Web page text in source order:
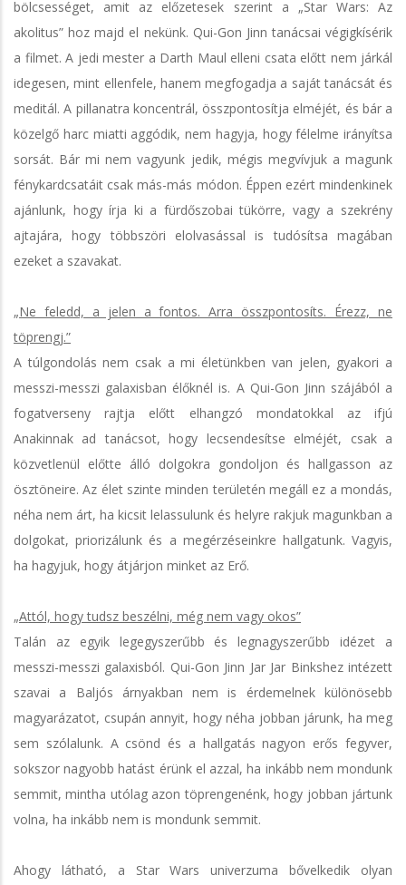
bölcsességet, amit az előzetesek szerint a „Star Wars: Az
akolitus” hoz majd el nekünk. Qui-Gon Jinn tanácsai végigkísérik
a filmet. A jedi mester a Darth Maul elleni csata előtt nem járkál
idegesen, mint ellenfele, hanem megfogadja a saját tanácsát és
meditál. A pillanatra koncentrál, összpontosítja elméjét, és bár a
közelgő harc miatti aggódik, nem hagyja, hogy félelme irányítsa
sorsát. Bár mi nem vagyunk jedik, mégis megvívjuk a magunk
fénykardcsatáit csak más-más módon. Éppen ezért mindenkinek
ajánlunk, hogy írja ki a fürdőszobai tükörre, vagy a szekrény
ajtajára, hogy többszöri elolvasással is tudósítsa magában
ezeket a szavakat.
„Ne feledd, a jelen a fontos. Arra összpontosíts. Érezz, ne
töprengj.”
A túlgondolás nem csak a mi életünkben van jelen, gyakori a
messzi-messzi galaxisban élőknél is. A Qui-Gon Jinn szájából a
fogatverseny rajtja előtt elhangzó mondatokkal az ifjú
Anakinnak ad tanácsot, hogy lecsendesítse elméjét, csak a
közvetlenül előtte álló dolgokra gondoljon és hallgasson az
ösztöneire. Az élet szinte minden területén megáll ez a mondás,
néha nem árt, ha kicsit lelassulunk és helyre rakjuk magunkban a
dolgokat, priorizálunk és a megérzéseinkre hallgatunk. Vagyis,
ha hagyjuk, hogy átjárjon minket az Erő.
„Attól, hogy tudsz beszélni, még nem vagy okos”
Talán az egyik legegyszerűbb és legnagyszerűbb idézet a
messzi-messzi galaxisból. Qui-Gon Jinn Jar Jar Binkshez intézett
szavai a Baljós árnyakban nem is érdemelnek különösebb
magyarázatot, csupán annyit, hogy néha jobban járunk, ha meg
sem szólalunk. A csönd és a hallgatás nagyon erős fegyver,
sokszor nagyobb hatást érünk el azzal, ha inkább nem mondunk
semmit, mintha utólag azon töprengenénk, hogy jobban jártunk
volna, ha inkább nem is mondunk semmit.
Ahogy látható, a Star Wars univerzuma bővelkedik olyan